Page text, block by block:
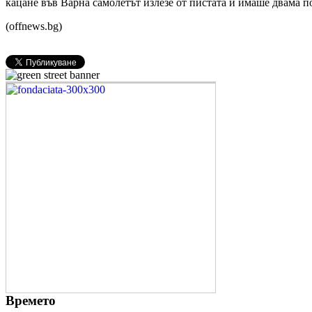
(offnews.bg)
Времето